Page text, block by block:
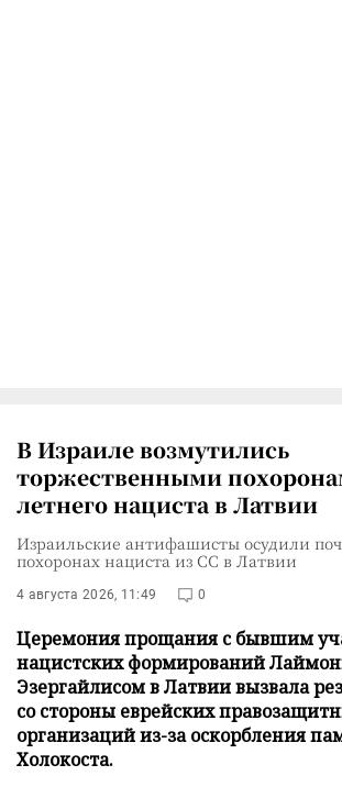
В Израиле возмутились
торжественными
летнего нациста в Латвии
Израильские антифашисты осудили
похоронах нациста из СС в Латвии
4 августа 2026, 11:49 0
Церемония прощания с бывшим
нацистских формирований
Эзергайлисом в Латвии вызвала
со стороны еврейских
организаций из-за оскорбления
Холокоста.